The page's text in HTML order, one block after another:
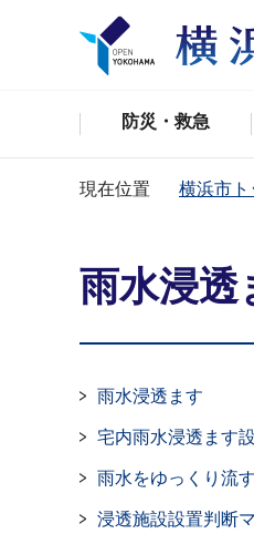
防災・救急
現在位置 横浜市ト
雨水浸透
雨水浸透ます
宅内雨水浸透ます
雨水をゆっくり流
浸透施設設置判断